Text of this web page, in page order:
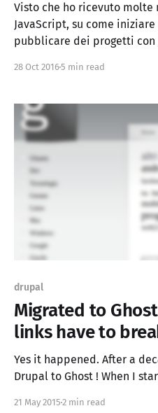
Visto che ho ricevuto molte
JavaScript, su come
pubblicare dei progetti con
utile. Heroku può essere anche essere controllato via
Molti hanno
28 Oct 20165 min read
drupal
Migrated to
links have to
Yes it happened. After a
Drupal to Ghost ! When I started grigio.org the word
intrusive, but the world
21 May 2015 2 min read